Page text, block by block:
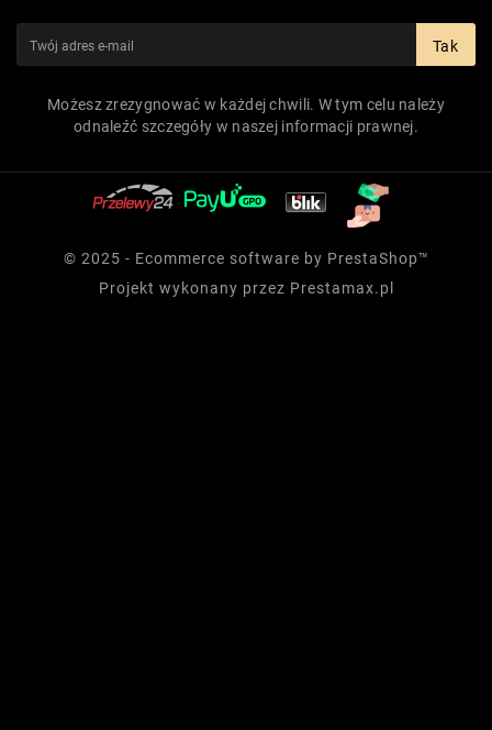
Tak
Możesz zrezygnować w każdej chwili. W tym celu należy
odnaleźć szczegóły w naszej informacji prawnej.
© 2025 - Ecommerce software by PrestaShop™
Projekt wykonany przez Prestamax.pl